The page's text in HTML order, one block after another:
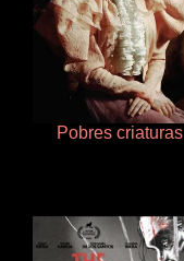
Pobres criaturas